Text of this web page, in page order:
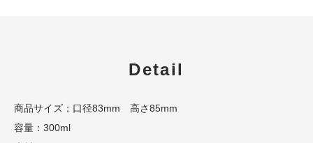
Detail
商品サイズ：口径83mm 高さ85mm
容量：300ml